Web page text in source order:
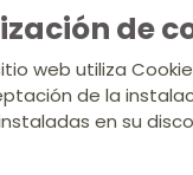
de
web utiliza
de la
en su